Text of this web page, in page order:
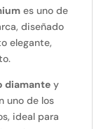
es uno de
diseñado
elegante,
diamante y
uno de los
ideal para